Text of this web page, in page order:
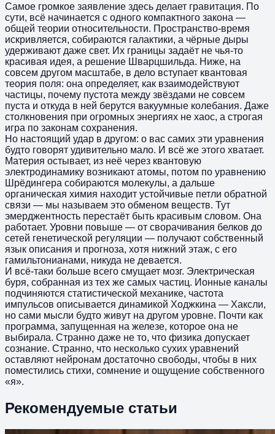
Самое громкое заявление здесь делает гравитация. По
сути, всё начинается с одного компактного закона —
общей теории относительности. Пространство-время
искривляется, собираются галактики, а чёрные дыры
удерживают даже свет. Их границы задаёт не чья-то
красивая идея, а решение Шварцшильда. Ниже, на
совсем другом масштабе, в дело вступает квантовая
теория поля: она определяет, как взаимодействуют
частицы, почему пустота между звёздами не совсем
пуста и откуда в ней берутся вакуумные колебания. Даже
столкновения при огромных энергиях не хаос, а строгая
игра по законам сохранения.
Но настоящий удар в другом: о вас самих эти уравнения
будто говорят удивительно мало. И всё же этого хватает.
Материя остывает, из неё через квантовую
электродинамику возникают атомы, потом по уравнению
Шрёдингера собираются молекулы, а дальше
органическая химия находит устойчивые петли обратной
связи — мы называем это обменом веществ. Тут
эмерджентность перестаёт быть красивым словом. Она
работает. Уровни повыше — от сворачивания белков до
сетей генетической регуляции — получают собственный
язык описания и прогноза, хотя нижний этаж, с его
гамильтонианами, никуда не девается.
И всё-таки больше всего смущает мозг. Электрическая
буря, собранная из тех же самых частиц. Ионные каналы
подчиняются статистической механике, частота
импульсов описывается динамикой Ходжкина — Хаксли,
но сами мысли будто живут на другом уровне. Почти как
программа, запущенная на железе, которое она не
выбирала. Странно даже не то, что физика допускает
сознание. Странно, что несколько сухих уравнений
оставляют нейронам достаточно свободы, чтобы в них
поместились стихи, сомнение и ощущение собственного
«я».
Рекомендуемые статьи